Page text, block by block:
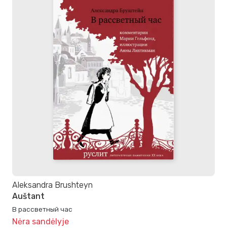
Aleksandra Brushteyn
Auštant
В рассветный час
Nėra sandėlyje